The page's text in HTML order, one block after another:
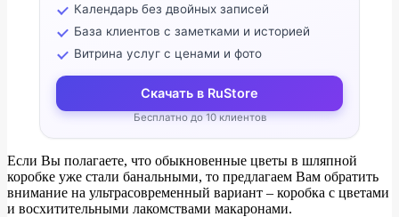
Календарь без двойных записей
База клиентов с заметками и историей
Витрина услуг с ценами и фото
Скачать в RuStore
Бесплатно до 10 клиентов
Если Вы полагаете, что обыкновенные цветы в шляпной
коробке уже стали банальными, то предлагаем Вам обратить
внимание на ультрасовременный вариант – коробка с цветами
и восхитительными лакомствами макаронами.